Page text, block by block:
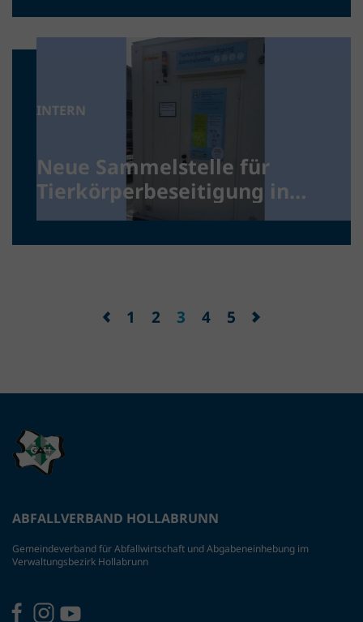
INTERN
Neue Sammelstelle für
Tierkörperbeseitigung in
Hollabrunn
1 2 3 4 5
ABFALLVERBAND HOLLABRUNN
Gemeindeverband für Abfallwirtschaft und Abgabeneinhebung im
Verwaltungsbezirk Hollabrunn